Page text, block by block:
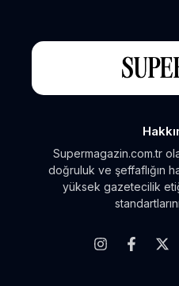
Supermagazin.com.tr
doğruluk ve şeffaflığın
yüksek gazetecilik